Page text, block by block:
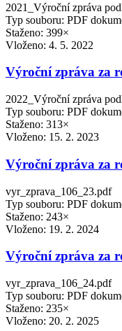
2021_Výroční zpráva
Typ souboru: PDF
Staženo: 399×
Vloženo: 4. 5. 2022
Výroční zpráva za
2022_Výroční zpráva
Typ souboru: PDF
Staženo: 313×
Vloženo: 15. 2. 2023
Výroční zpráva za
vyr_zprava_106_23.pdf
Typ souboru: PDF
Staženo: 243×
Vloženo: 19. 2. 2024
Výroční zpráva za
vyr_zprava_106_24.pdf
Typ souboru: PDF
Staženo: 235×
Vloženo: 20. 2. 2025